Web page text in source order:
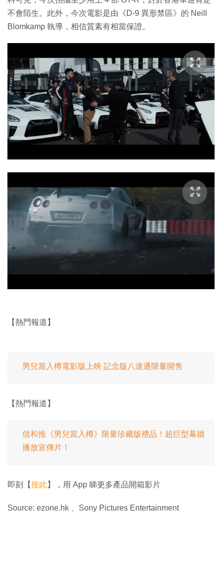
不會陌生。此外，今次電影是由《D-9 異形禁區》的 Neill
Blomkamp 執導，相信質素有相當保證。
【熱門報道】
男兒當入樽電影版上映 記念版八達通限量開售
【熱門報道】
信和推《男兒當入樽》限量珍藏版禮品！超巨型幕牆
播放宣傳片！
即刻【按此】，用 App 睇更多產品開箱影片
Source: ezone.hk 、Sony Pictures Entertainment